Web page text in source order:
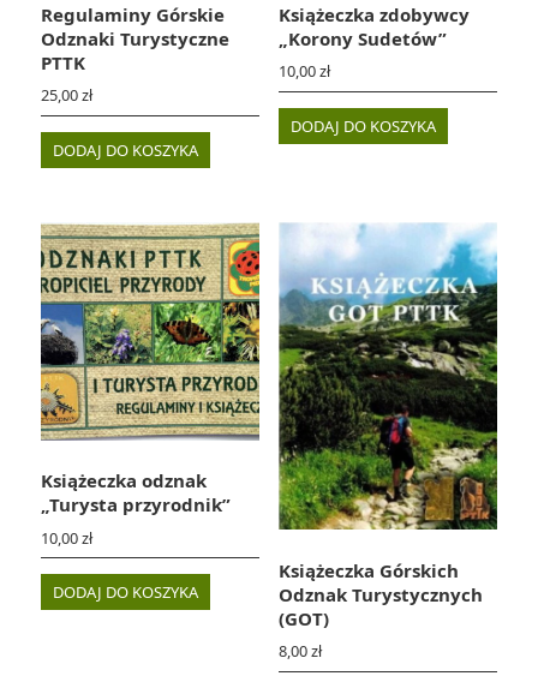
Regulaminy Górskie
Odznaki Turystyczne
PTTK
25,00zł
DODAJ DO KOSZYKA
Książeczka zdobywcy
„Korony Sudetów”
10,00zł
DODAJ DO KOSZYKA
Książeczka odznak
„Turysta przyrodnik”
10,00zł
DODAJ DO KOSZYKA
Książeczka Górskich
Odznak Turystycznych
(GOT)
8,00zł